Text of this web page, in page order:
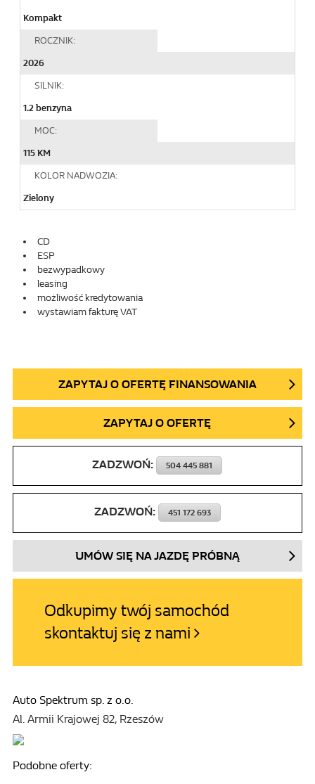
Kompakt
ROCZNIK:
2026
SILNIK:
1.2 benzyna
MOC:
115 KM
KOLOR NADWOZIA:
Zielony
CD
ESP
bezwypadkowy
leasing
możliwość kredytowania
wystawiam fakturę VAT
ZAPYTAJ O OFERTĘ FINANSOWANIA
ZAPYTAJ O OFERTĘ
ZADZWOŃ: 504 445 881
ZADZWOŃ: 451 172 693
UMÓW SIĘ NA JAZDĘ PRÓBNĄ
Odkupimy twój samochód
skontaktuj się z nami
Auto Spektrum sp. z o.o.
Al. Armii Krajowej 82, Rzeszów
Podobne oferty: